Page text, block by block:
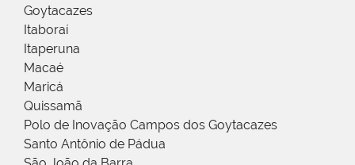
Goytacazes
Itaboraí
Itaperuna
Macaé
Maricá
Quissamã
Polo de Inovação Campos dos Goytacazes
Santo Antônio de Pádua